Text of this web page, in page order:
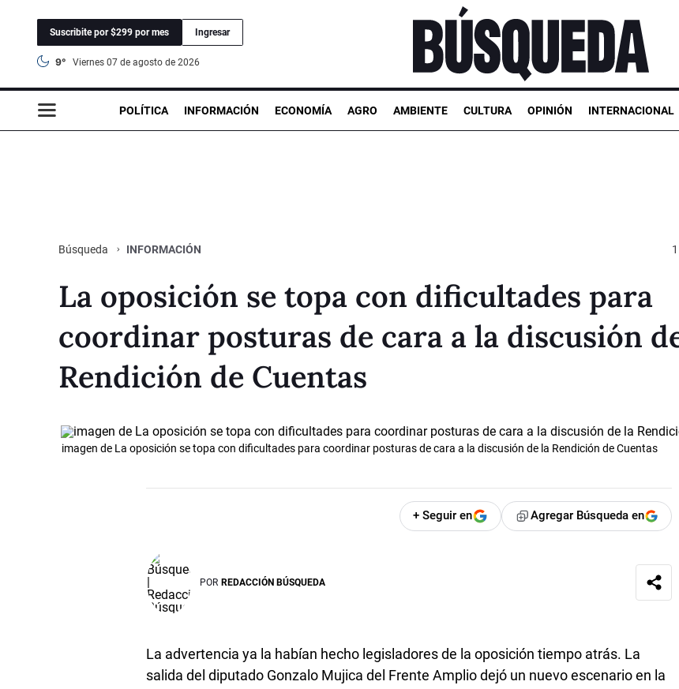
Suscribite por $299 por mes Ingresar
9° viernes 07 de agosto de 2026
POLÍTICA INFORMACIÓN ECONOMÍA AGRO AMBIENTE CULTURA OPINIÓN INTERNACIONAL
Búsqueda INFORMACIÓN
La oposición se topa con dificultades para
coordinar posturas de cara a la discusión
Rendición de Cuentas
imagen de La oposición se topa con dificultades para coordinar posturas de cara a la discusión de la Rendición de Cuentas
+ Seguir en Agregar Búsqueda en
POR REDACCIÓN BÚSQUEDA
La advertencia ya la habían hecho legisladores de la oposición tiempo atrás. La
salida del diputado Gonzalo Mujica del Frente Amplio dejó un nuevo escenario en la